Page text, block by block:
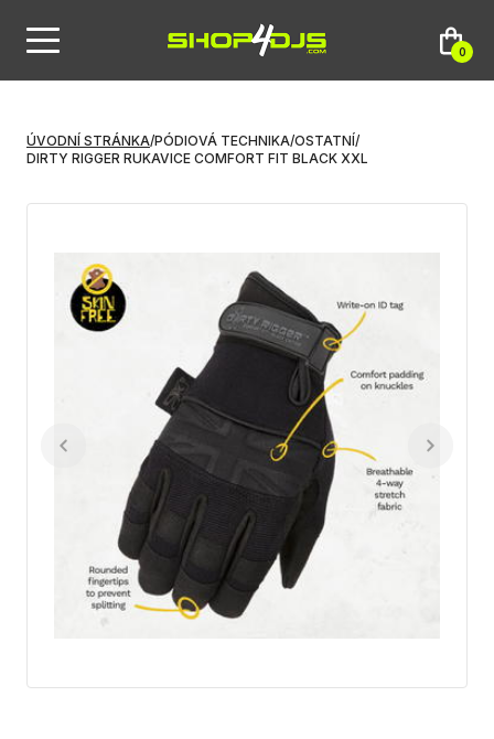
0
ÚVODNÍ STRÁNKA/PÓDIOVÁ TECHNIKA/OSTATNÍ/
DIRTY RIGGER RUKAVICE COMFORT FIT BLACK XXL